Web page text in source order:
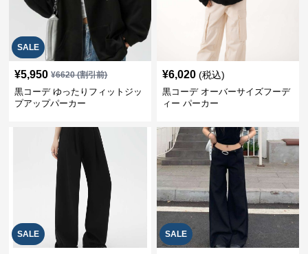
SALE
¥5,950 ¥6620(割引前)
黒コーデ ゆったりフィットジッ
プアップパーカー
¥6,020 (税込)
黒コーデ オーバーサイズフーデ
ィー パーカー
SALE SALE